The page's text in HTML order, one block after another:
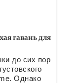
гавань для
до сих пор
Однако